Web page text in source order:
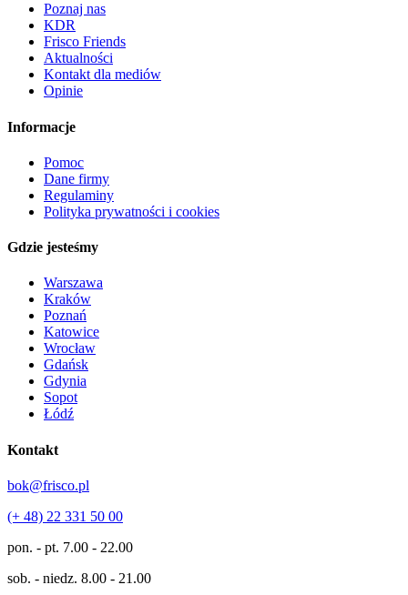
Poznaj nas
KDR
Frisco Friends
Aktualności
Kontakt dla mediów
Opinie
Informacje
Pomoc
Dane firmy
Regulaminy
Polityka prywatności i cookies
Gdzie jesteśmy
Warszawa
Kraków
Poznań
Katowice
Wrocław
Gdańsk
Gdynia
Sopot
Łódź
Kontakt
bok@frisco.pl
(+ 48) 22 331 50 00
pon. - pt. 7.00 - 22.00
sob. - niedz. 8.00 - 21.00